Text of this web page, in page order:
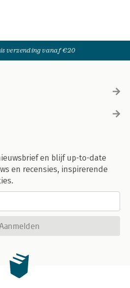
verzending vanaf €20
en blijf up-to-date
en recensies, inspirerende
Aanmelden